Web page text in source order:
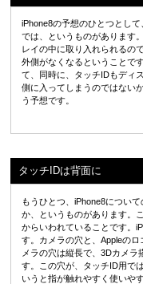
iPhone8の予想のひとつとし
では、というものがあります
レイの中に取り入れられるの
外側がなくなるということで
て、同時に、タッチIDもディ
側に入ってしまうのではない
う予想です。
タッチIDは背面に
もうひとつ、iPhone8につい
か、というものがあります。
からいわれていることです。
す。カメラの穴と、Appleの
メラの穴は縦長で、3Dカメ
す。この穴が、タッチID用で
いうと指が触れやすく使いや